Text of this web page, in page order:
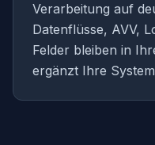
Verarbeitung auf
Datenflüsse, AVV,
Felder bleiben in
ergänzt Ihre